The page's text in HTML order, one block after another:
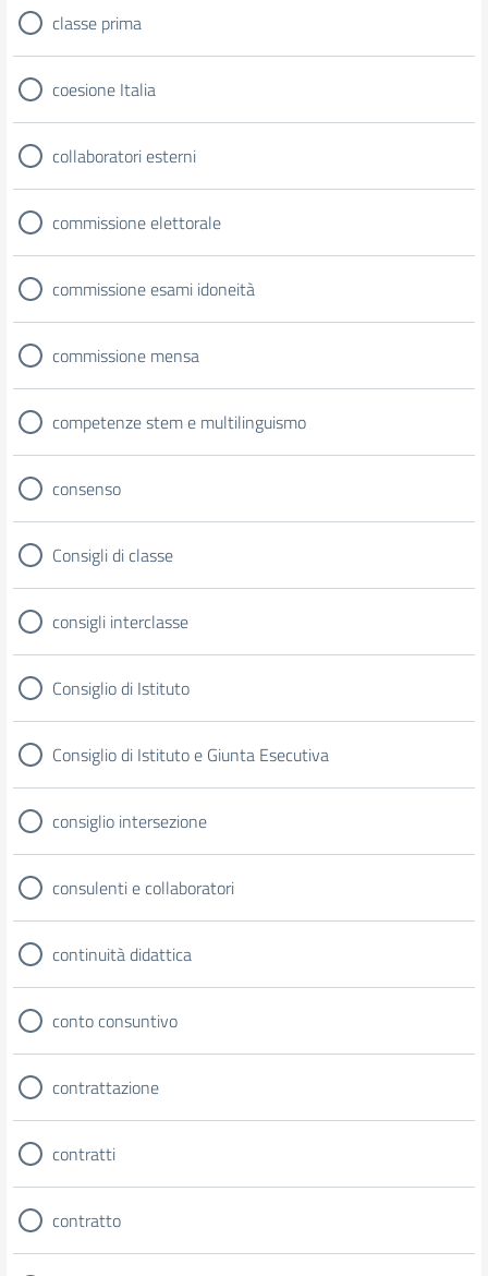
classe prima
coesione Italia
collaboratori esterni
commissione elettorale
commissione esami idoneità
commissione mensa
competenze stem e multilinguismo
consenso
Consigli di classe
consigli interclasse
Consiglio di Istituto
Consiglio di Istituto e Giunta Esecutiva
consiglio intersezione
consulenti e collaboratori
continuità didattica
conto consuntivo
contrattazione
contratti
contratto